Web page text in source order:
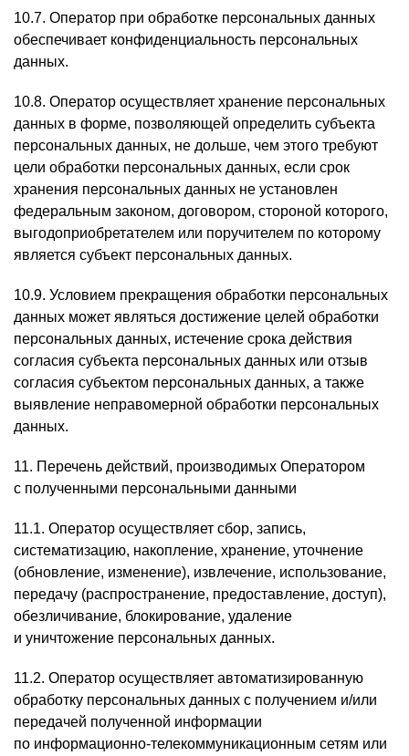
10.7. Оператор при обработке персональных данных
обеспечивает конфиденциальность персональных
данных.
10.8. Оператор осуществляет хранение персональных
данных в форме, позволяющей определить субъекта
персональных данных, не дольше, чем этого требуют
цели обработки персональных данных, если срок
хранения персональных данных не установлен
федеральным законом, договором, стороной которого,
выгодоприобретателем или поручителем по которому
является субъект персональных данных.
10.9. Условием прекращения обработки персональных
данных может являться достижение целей обработки
персональных данных, истечение срока действия
согласия субъекта персональных данных или отзыв
согласия субъектом персональных данных, а также
выявление неправомерной обработки персональных
данных.
11. Перечень действий, производимых Оператором
с полученными персональными данными
11.1. Оператор осуществляет сбор, запись,
систематизацию, накопление, хранение, уточнение
(обновление, изменение), извлечение, использование,
передачу (распространение, предоставление, доступ),
обезличивание, блокирование, удаление
и уничтожение персональных данных.
11.2. Оператор осуществляет автоматизированную
обработку персональных данных с получением и/или
передачей полученной информации
по информационно-телекоммуникационным сетям или